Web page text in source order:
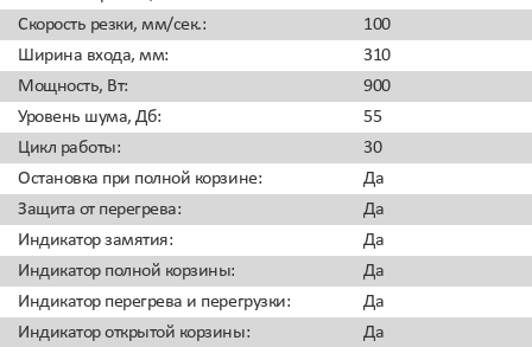
Скорость резки, мм/сек.:
100
Ширина входа, мм:
310
Мощность, Вт:
900
Уровень шума, Дб:
55
Цикл работы:
30
Остановка при полной корзине:
Да
Защита от перегрева:
Да
Индикатор замятия:
Да
Индикатор полной корзины:
Да
Индикатор перегрева и перегрузки:
Да
Индикатор открытой корзины:
Да